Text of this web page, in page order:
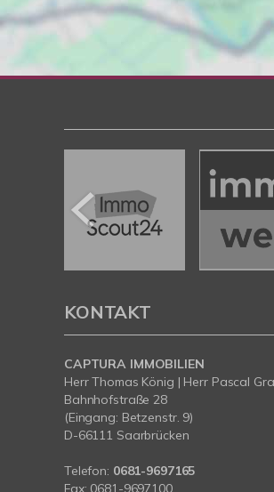
KONTAKT
CAPTURA IMMOBILIEN
Herr Thomas König | Herr Pascal
Bahnhofstraße 28
(Eingang: Betzenstr. 9)
D-66111 Saarbrücken
Telefon: 0681-9697165
Fax: 0681-9697100